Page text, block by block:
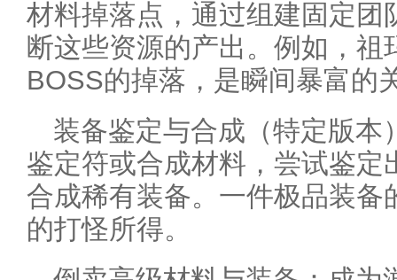
材料掉落点，通过组建固定团
断这些资源的产出。例如，
BOSS的掉落，是瞬间暴富的
装备鉴定与合成（特定版本
鉴定符或合成材料，尝试鉴定
合成稀有装备。一件极品装备
的打怪所得。